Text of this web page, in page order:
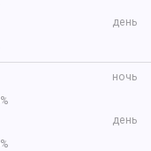
день
ночь
%
день
%